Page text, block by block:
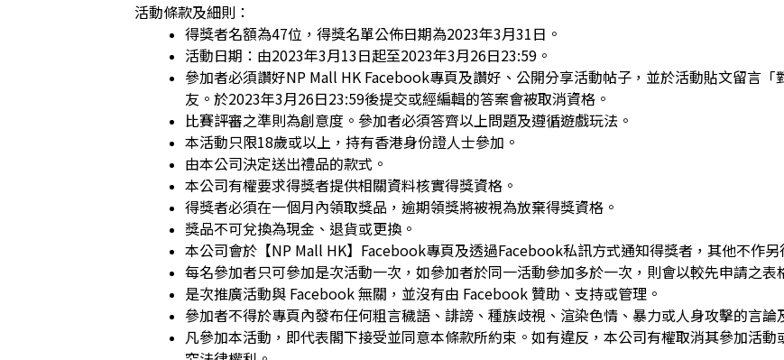
活動條款及細則：
得獎者名額為47位，得獎名單公佈日期為2023年3月31日。
活動日期：由2023年3月13日起至2023年3月26日23:59。
參加者必須讚好NP Mall HK Facebook專頁及讚好、公開分享活動帖子，並於活動貼文留言
友。於2023年3月26日23:59後提交或經編輯的答案會被取消資格。
比賽評審之準則為創意度。參加者必須答齊以上問題及遵循遊戲玩法。
本活動只限18歲或以上，持有香港身份證人士參加。
由本公司決定送出禮品的款式。
本公司有權要求得獎者提供相關資料核實得獎資格。
得獎者必須在一個月內領取獎品，逾期領獎將被視為放棄得獎資格。
獎品不可兌換為現金、退貨或更換。
本公司會於【NP Mall HK】Facebook專頁及透過Facebook私訊方式通知得獎者，其他不作另
每名參加者只可參加是次活動一次，如參加者於同一活動參加多於一次，則會以較先申請之表
是次推廣活動與 Facebook 無關，並沒有由 Facebook 贊助、支持或管理。
參加者不得於專頁內發布任何粗言穢語、誹謗、種族歧視、渲染色情、暴力或人身攻擊的言論
凡參加本活動，即代表閣下接受並同意本條款所約束。如有違反，本公司有權取消其參加活